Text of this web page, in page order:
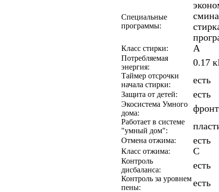
Специальные
программы:
Класс стирки: A
Потребляемая
энергия:
0.17
Таймер отсрочки
начала стирки:
есть
Защита от детей: есть
Экосистема Умного
дома:
Работает в системе
"умный дом":
Отмена отжима: есть
Класс отжима: C
Контроль
дисбаланса:
есть
Контроль за уровнем
пены:
есть